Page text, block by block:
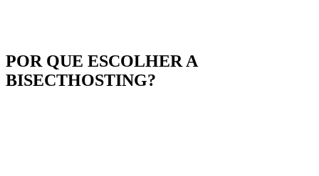
POR QUE ESCOLHER A
BISECTHOSTING?